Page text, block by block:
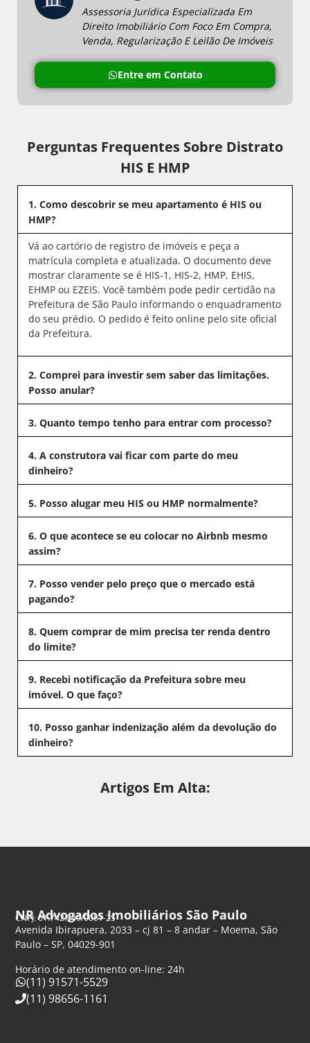
Assessoria Jurídica Especializada Em
Direito Imobiliário Com Foco Em Compra,
Venda, Regularização E Leilão De Imóveis
Entre em Contato
Perguntas Frequentes Sobre Distrato
HIS E HMP
1. Como descobrir se meu apartamento é HIS ou
HMP?
Vá ao cartório de registro de imóveis e peça a
matrícula completa e atualizada. O documento deve
mostrar claramente se é HIS-1, HIS-2, HMP, EHIS,
EHMP ou EZEIS. Você também pode pedir certidão na
Prefeitura de São Paulo informando o enquadramento
do seu prédio. O pedido é feito online pelo site oficial
da Prefeitura.
2. Comprei para investir sem saber das limitações.
Posso anular?
3. Quanto tempo tenho para entrar com processo?
4. A construtora vai ficar com parte do meu
dinheiro?
5. Posso alugar meu HIS ou HMP normalmente?
6. O que acontece se eu colocar no Airbnb mesmo
assim?
7. Posso vender pelo preço que o mercado está
pagando?
8. Quem comprar de mim precisa ter renda dentro
do limite?
9. Recebi notificação da Prefeitura sobre meu
imóvel. O que faço?
10. Posso ganhar indenização além da devolução do
dinheiro?
Artigos Em Alta:
NR Advogados Imobiliários São Paulo
CNPJ: 61.742.849/0001-25
Avenida Ibirapuera, 2033 – cj 81 – 8 andar – Moema, São
Paulo – SP, 04029-901
Horário de atendimento on-line: 24h
(11) 91571-5529
(11) 98656-1161